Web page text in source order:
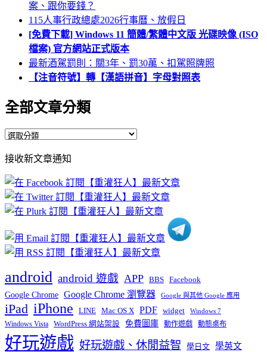
案、跟你要錢？
115人事行政總處2026行事曆、放假日
[免費下載] Windows 11 簡體/繁體中文版 光碟映像 (ISO
檔案) 官方網站正式版本
最新酒駕罰則：關3年、罰30萬、扣駕照牌照
【注音符號】轉【漢語拼音】字母對照表
全部文章分類
全
文
章
分
類
接收新文章通知
android android 遊戲 APP BBS Facebook
Google Chrome Google Chrome 瀏覽器 Google 與其他 Google 應用
iPad iPhone LINE Mac OS X PDF widget Windows 7
Windows Vista WordPress 網站架設 免費圖庫 動作遊戲 動態桌布
好玩遊戲 好玩遊戲、休閒益智 學日文 學英文